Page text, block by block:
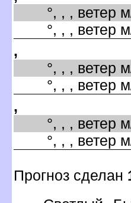
°, , , ветер
°, , , ветер
,
°, , , ветер
°, , , ветер
,
°, , , ветер
°, , , ветер
Прогноз сделан